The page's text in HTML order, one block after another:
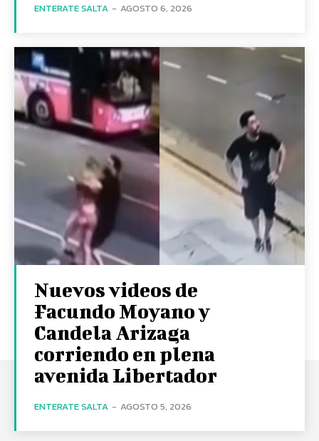
ENTERATE SALTA - AGOSTO 6, 2026
Nuevos videos de
Facundo Moyano y
Candela Arizaga
corriendo en plena
avenida Libertador
ENTERATE SALTA - AGOSTO 5, 2026